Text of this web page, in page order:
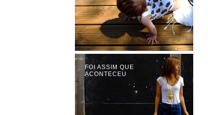
FOI ASSIM QUE
ACONTECEU